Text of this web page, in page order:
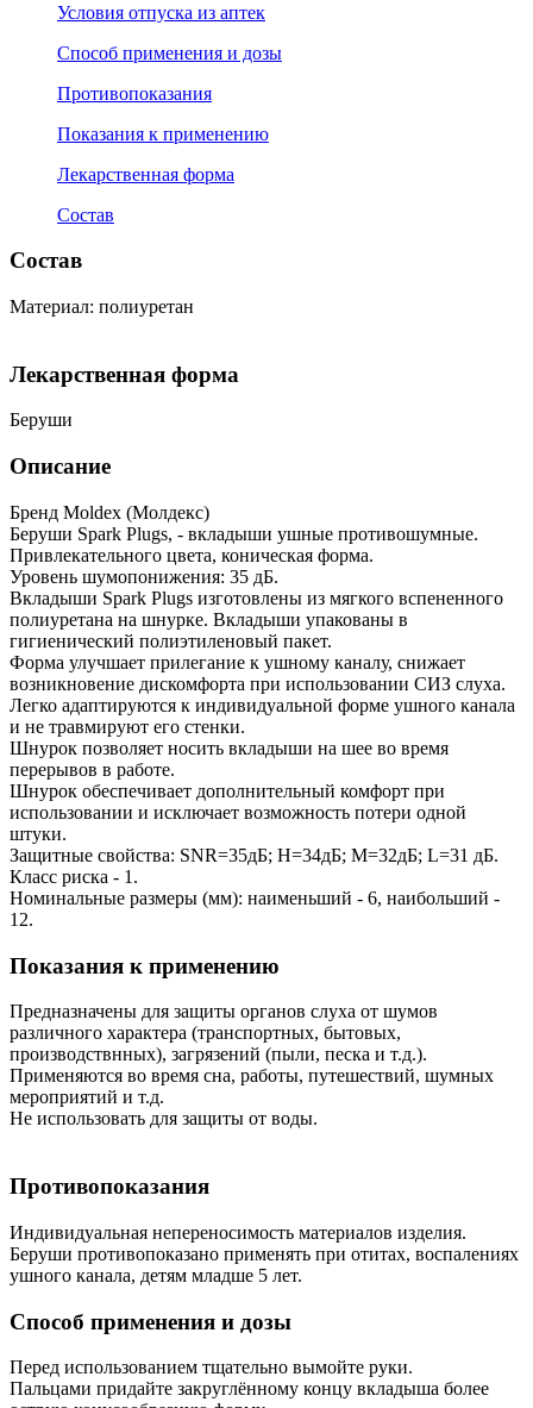
Условия отпуска из аптек
Способ применения и дозы
Противопоказания
Показания к применению
Лекарственная форма
Состав
Состав
Материал: полиуретан
Лекарственная форма
Беруши
Описание
Бренд Moldex (Молдекс)
Беруши Spark Plugs, - вкладыши ушные противошумные.
Привлекательного цвета, коническая форма.
Уровень шумопонижения: 35 дБ.
Вкладыши Spark Plugs изготовлены из мягкого вспененного
полиуретана на шнурке. Вкладыши упакованы в
гигиенический полиэтиленовый пакет.
Форма улучшает прилегание к ушному каналу, снижает
возникновение дискомфорта при использовании СИЗ слуха.
Легко адаптируются к индивидуальной форме ушного канала
и не травмируют его стенки.
Шнурок позволяет носить вкладыши на шее во время
перерывов в работе.
Шнурок обеспечивает дополнительный комфорт при
использовании и исключает возможность потери одной
штуки.
Защитные свойства: SNR=35дБ; H=34дБ; M=32дБ; L=31 дБ.
Класс риска - 1.
Номинальные размеры (мм): наименьший - 6, наибольший -
12.
Показания к применению
Предназначены для защиты органов слуха от шумов
различного характера (транспортных, бытовых,
производствнных), загрязений (пыли, песка и т.д.).
Применяются во время сна, работы, путешествий, шумных
мероприятий и т.д.
Не использовать для защиты от воды.
Противопоказания
Индивидуальная непереносимость материалов изделия.
Беруши противопоказано применять при отитах, воспалениях
ушного канала, детям младше 5 лет.
Способ применения и дозы
Перед использованием тщательно вымойте руки.
Пальцами придайте закруглённому концу вкладыша более